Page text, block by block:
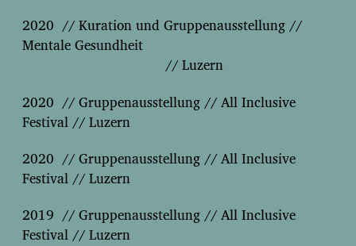
2020 // Kuration und Gruppenausstellung //
Mentale Gesundheit
// Luzern
2020 // Gruppenausstellung // All Inclusive
Festival // Luzern
2020 // Gruppenausstellung // All Inclusive
Festival // Luzern
2019 // Gruppenausstellung // All Inclusive
Festival // Luzern